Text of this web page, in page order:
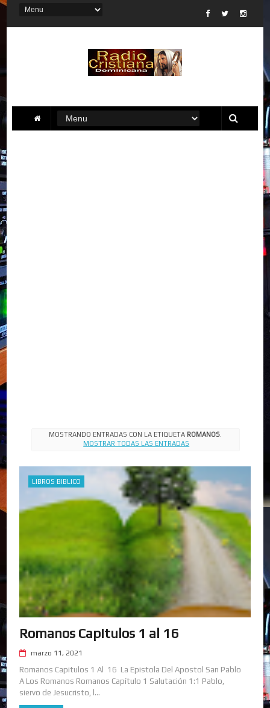
MOSTRANDO ENTRADAS CON LA ETIQUETA ROMANOS.
MOSTRAR TODAS LAS ENTRADAS
LIBROS BIBLICO
Romanos Capitulos 1 al 16
marzo 11, 2021
Romanos Capitulos 1 Al 16 La Epistola Del Apostol San Pablo
A Los Romanos Romanos Capítulo 1 Salutación 1:1 Pablo,
siervo de Jesucristo, l...